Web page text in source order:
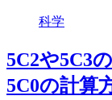
科学
5C2や5C3
5C0の計算